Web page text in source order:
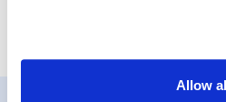
Allow